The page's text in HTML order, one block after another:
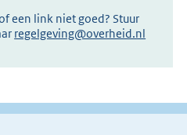
een link niet goed? Stuur
regelgeving@overheid.nl